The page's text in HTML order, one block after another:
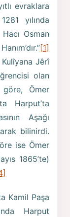
evraklara
yılında
Osman
[1]
Kulîyana Jêrî
olan
göre, Ömer
Harput’ta
Aşağı
bilinirdi.
ise Ömer
1865’te)
Kamil Paşa
Harput